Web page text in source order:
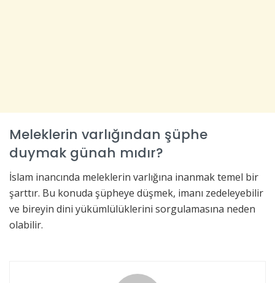
Meleklerin varlığından şüphe
duymak günah mıdır?
İslam inancında meleklerin varlığına inanmak temel bir
şarttır. Bu konuda şüpheye düşmek, imanı zedeleyebilir
ve bireyin dini yükümlülüklerini sorgulamasına neden
olabilir.